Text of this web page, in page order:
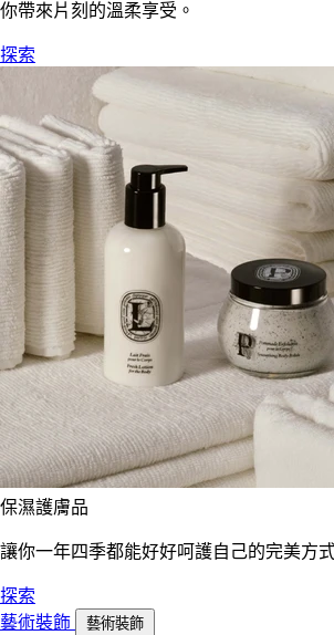
你帶來片刻的溫柔享受。
探索
保濕護膚品
讓你一年四季都能好好呵護自己的完美方
探索
藝術裝飾
藝術裝飾